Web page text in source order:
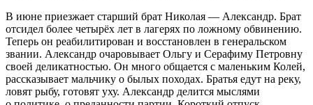
В июне приезжает старший брат Николая — Александр. Брат
отсидел более четырёх лет в лагерях по ложному обвинению.
Теперь он реабилитирован и восстановлен в генеральском
звании. Александр очаровывает Ольгу и Серафиму Петровну
своей деликатностью. Он много общается с маленьким Колей,
рассказывает мальчику о былых походах. Братья едут на реку,
ловят рыбу, готовят уху. Александр делится мыслями